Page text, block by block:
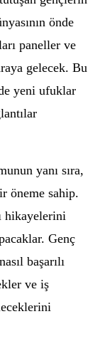
önde
paneller ve
gelecek. Bu
yeni ufuklar
yanı sıra,
öneme sahip.
hikayelerini
Genç
başarılı
ve iş